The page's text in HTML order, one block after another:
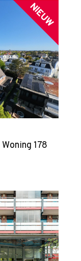
NIEUW
Woning 178